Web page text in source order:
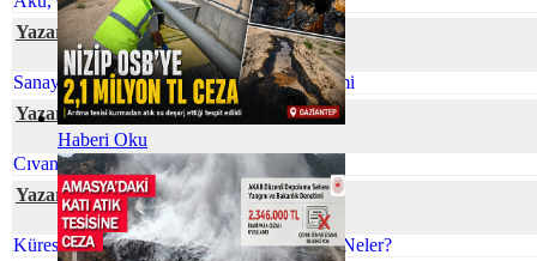
Haberi Oku
Yazar Rahşan BUKNİ ULUS
Sanayi Kaynaklı Tehlikeli Atıkların Yönetimi
Yazar Neslihan BOYACILAR
Cıvanın Taşınabilir Tür Pillerdeki Öyküsü
Yazar Gamze CİVELEK
Küreselleşen Dünyamızda Çevre Sorunları Neler?